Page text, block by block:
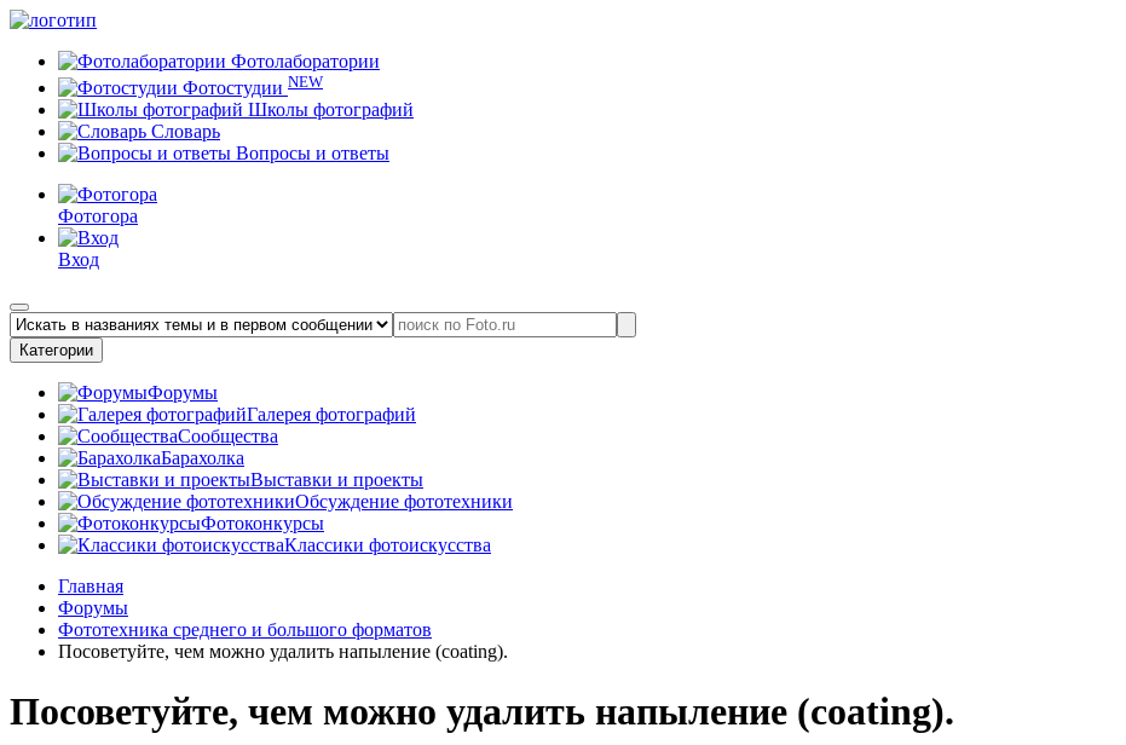
Фотолаборатории
Фотостудии NEW
Школы фотографий
Словарь
Вопросы и ответы
Фотогора
Вход
Категории
Форумы
Галерея фотографий
Сообщества
Барахолка
Выставки и проекты
Обсуждение фототехники
Фотоконкурсы
Классики фотоискусства
Главная
Форумы
Фототехника среднего и большого форматов
Посоветуйте, чем можно удалить напыление (coating).
Посоветуйте, чем можно удалить напыление (coating).